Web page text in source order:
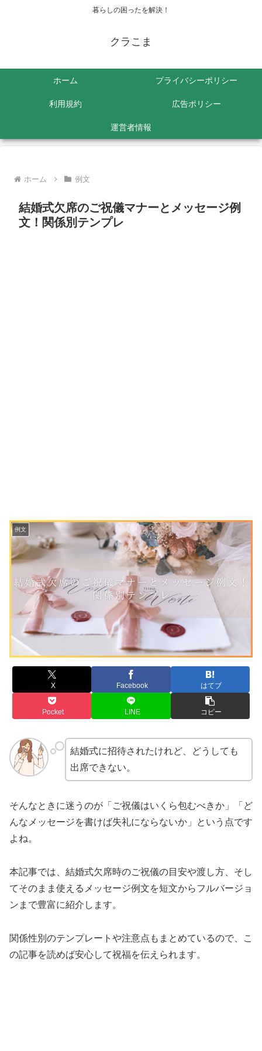
暮らしの困ったを解決！
クラこま
ホーム プライバシーポリシー
利用規約 広告ポリシー
運営者情報
ホーム 例文
結婚式欠席のご祝儀マナーとメッセージ例
文！関係別テンプレ
例文
X Facebook はてブ
Pocket LINE コピー
結婚式に招待されたけれど、どうしても
出席できない。
そんなときに迷うのが「ご祝儀はいくら包むべきか」「ど
んなメッセージを書けば失礼にならないか」という点です
よね。
本記事では、結婚式欠席時のご祝儀の目安や渡し方、そし
てそのまま使えるメッセージ例文を短文からフルバージョ
ンまで豊富に紹介します。
関係性別のテンプレートや注意点もまとめているので、こ
の記事を読めば安心して祝福を伝えられます。